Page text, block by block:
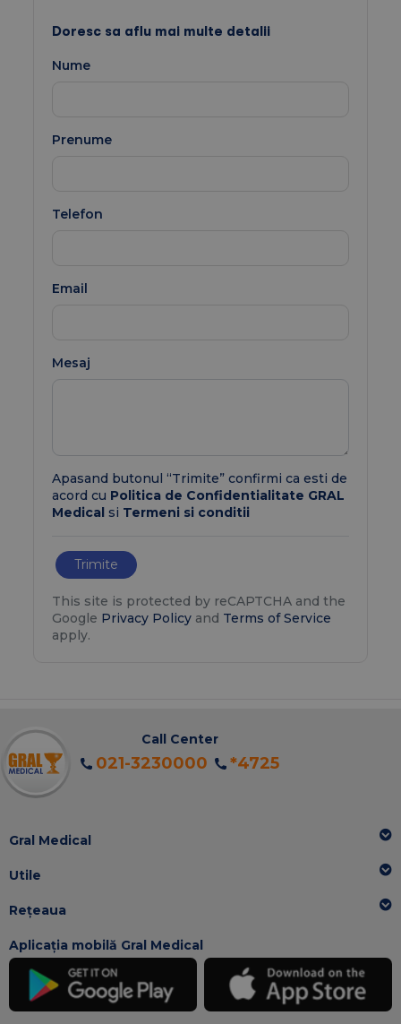
Doresc sa aflu mai multe detalii
Nume
Prenume
Telefon
Email
Mesaj
Apasand butonul “Trimite” confirmi ca esti de
acord cu Politica de Confidentialitate GRAL
Medical si Termeni si conditii
Trimite
This site is protected by reCAPTCHA and the
Google Privacy Policyand Terms of Service
apply.
Call Center
021-3230000 *4725
Gral Medical
Utile
Rețeaua
Aplicația mobilă Gral Medical